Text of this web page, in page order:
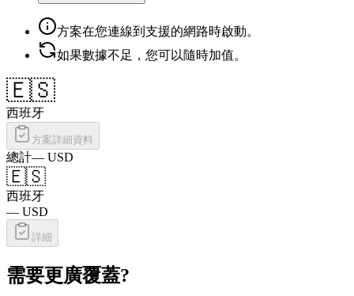
方案在您連線到支援的網路時啟動。
如果數據不足，您可以隨時加值。
🇪🇸
西班牙
方案詳細資料
總計— USD
🇪🇸
西班牙
— USD
詳細
需要更廣覆蓋?